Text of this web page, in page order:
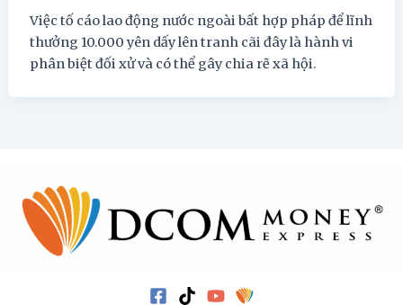
Việc tố cáo lao động nước ngoài bất hợp pháp để lĩnh
thưởng 10.000 yên dấy lên tranh cãi đây là hành vi
phân biệt đối xử và có thể gây chia rẽ xã hội.